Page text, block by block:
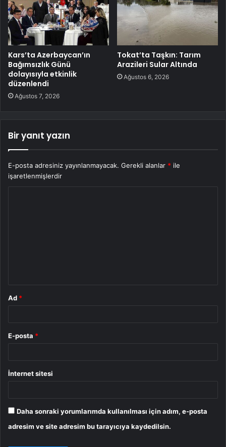
Kars’ta Azerbaycan’ın
Bağımsızlık Günü
dolayısıyla etkinlik
düzenlendi
Ağustos 7, 2026
Tokat’ta Taşkın: Tarım
Arazileri Sular Altında
Ağustos 6, 2026
Bir yanıt yazın
E-posta adresiniz yayınlanmayacak. Gerekli alanlar * ile
işaretlenmişlerdir
Ad *
E-posta *
İnternet sitesi
Daha sonraki yorumlarımda kullanılması için adım, e-posta
adresim ve site adresim bu tarayıcıya kaydedilsin.